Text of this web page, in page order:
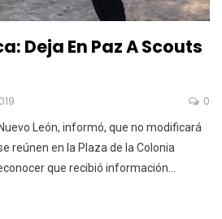
Deja En Paz A Scouts
0
León, informó, que no modificará
reúnen en la Plaza de la Colonia
que recibió información